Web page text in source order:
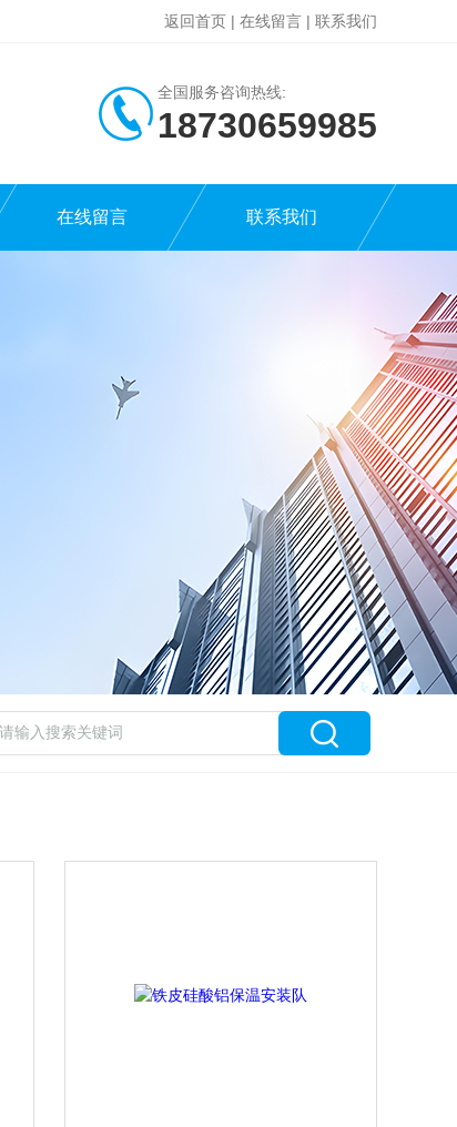
返回首页 | 在线留言 | 联系我们
全国服务咨询热线:
18730659985
在线留言 联系我们